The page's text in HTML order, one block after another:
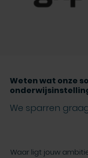
Weten wat onze
We sparren
Waar ligt jouw